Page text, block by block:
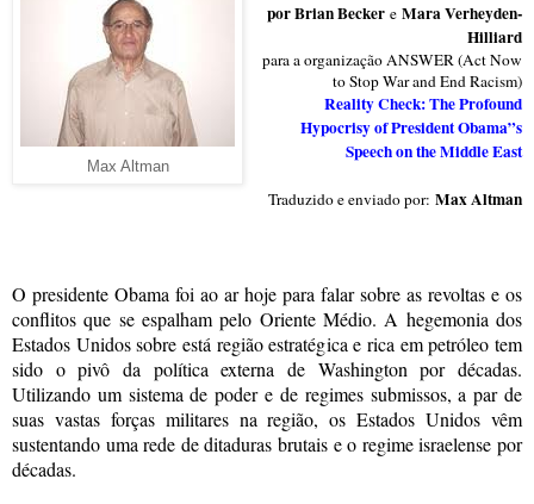
Max Altman
por Brian Becker e Mara Verheyden-
Hilliard
para a organização ANSWER (Act Now
to Stop War and End Racism)
Reality Check: The Profound
Hypocrisy of President Obama”s
Speech on the Middle East
Traduzido e enviado por: Max Altman
O presidente Obama foi ao ar hoje para falar sobre as revoltas e os
conflitos que se espalham pelo Oriente Médio. A hegemonia dos
Estados Unidos sobre está região estratégica e rica em petróleo tem
sido o pivô da política externa de Washington por décadas.
Utilizando um sistema de poder e de regimes submissos, a par de
suas vastas forças militares na região, os Estados Unidos vêm
sustentando uma rede de ditaduras brutais e o regime israelense por
décadas.